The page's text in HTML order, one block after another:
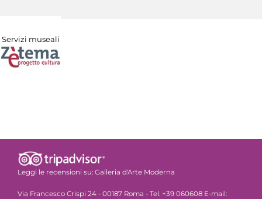
Servizi museali
Leggi le recensioni su: Galleria d'Arte Moderna
Via Francesco Crispi 24 - 00187 Roma - Tel. +39 060608 E-mail: